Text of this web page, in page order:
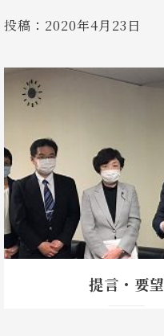
投稿： 2020年4月23日
提言・要望